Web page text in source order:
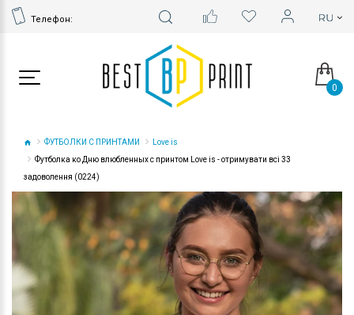
Телефон:
0
ФУТБОЛКИ С ПРИНТАМИ
Love is
Футболка ко Дню влюбленных с принтом Love is - отримувати всі 33
задоволення (0224)